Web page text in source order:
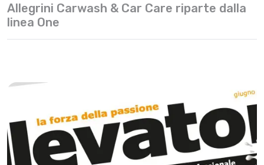
Allegrini Carwash & Car Care riparte dalla
linea One